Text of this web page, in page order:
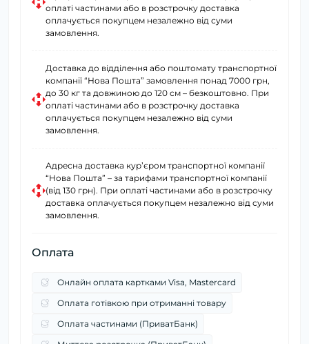
оплаті частинами або в розстрочку доставка
оплачується покупцем незалежно від суми
замовлення.
Доставка до відділення або поштомату транспортної
компанії “Нова Пошта” замовлення понад 7000 грн,
до 30 кг та довжиною до 120 см – безкоштовно. При
оплаті частинами або в розстрочку доставка
оплачується покупцем незалежно від суми
замовлення.
Адресна доставка курʼєром транспортної компанії
“Нова Пошта” – за тарифами транспортної компанії
(від 130 грн). При оплаті частинами або в розстрочку
доставка оплачується покупцем незалежно від суми
замовлення.
Оплата
Онлайн оплата картками Visa, Mastercard
Оплата готівкою при отриманні товару
Оплата частинами (ПриватБанк)